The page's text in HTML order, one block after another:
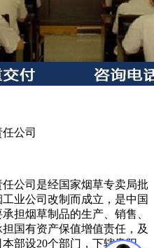
公司
公司是经国家烟草专卖局批
业公司改制而成立，是中国
担烟草制品的生产、销售、
国有资产保值增值责任，及
部设20个部门，下辖贵阳、